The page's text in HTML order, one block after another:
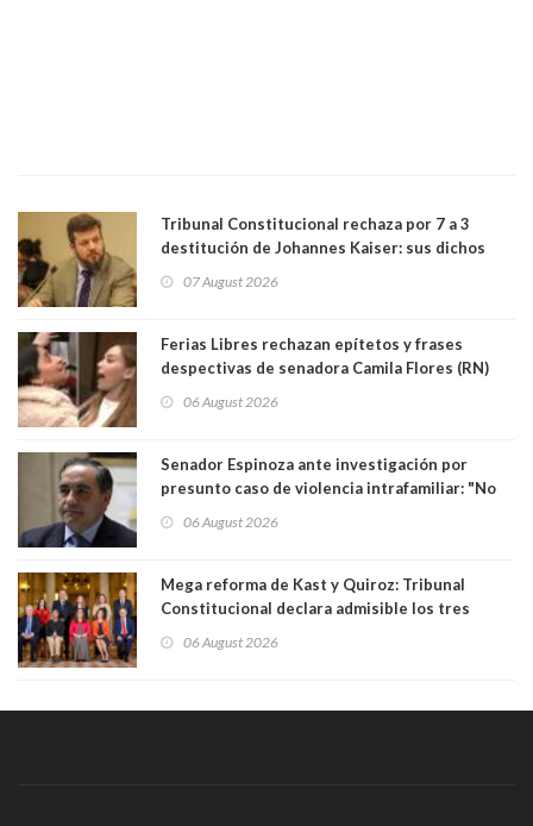
Tribunal Constitucional rechaza por 7 a 3
destitución de Johannes Kaiser: sus dichos
justicia constitucional porque no es diputado
07 August 2026
Ferias Libres rechazan epítetos y frases
despectivas de senadora Camila Flores (RN)
06 August 2026
Senador Espinoza ante investigación por
presunto caso de violencia intrafamiliar: "No
antecedentes a Tribunal Supremo
06 August 2026
Mega reforma de Kast y Quiroz: Tribunal
Constitucional declara admisible los tres
06 August 2026